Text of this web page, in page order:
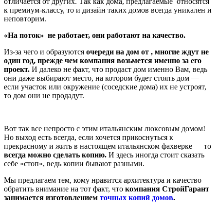
к премиум-классу, то и дизайн таких домов всегда уникален и
неповторим.
«На поток» не работает, они работают на качество.
Из-за чего и образуются очереди на дом от , многие ждут не
один год, прежде чем компания возьмется именно за его
проект. И далеко не факт, что продаст дом именно Вам, ведь
они даже выбирают место, на котором будет стоять дом —
если участок или окружение (соседские дома) их не устроят,
то дом они не продадут.
Вот так все непросто с этим итальянским люксовым домом!
Но выход есть всегда, если хочется прикоснуться к
прекрасному и жить в настоящем итальянском фахверке — то
всегда можно сделать копию. И здесь иногда стоит сказать
себе «стоп», ведь копии бывают разными.
Мы предлагаем тем, кому нравится архитектура и качество
обратить внимание на тот факт, что компания СтройГарант
занимается изготовлением точных копий домов.